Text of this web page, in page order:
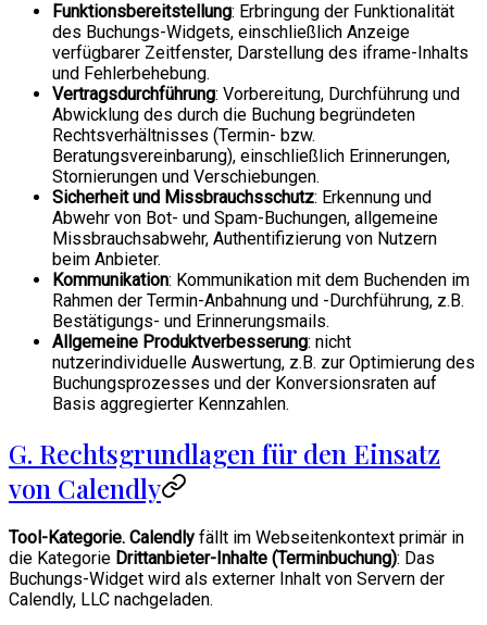
Funktionsbereitstellung: Erbringung der Funktionalität
des Buchungs-Widgets, einschließlich Anzeige
verfügbarer Zeitfenster, Darstellung des iframe-Inhalts
und Fehlerbehebung.
Vertragsdurchführung: Vorbereitung, Durchführung und
Abwicklung des durch die Buchung begründeten
Rechtsverhältnisses (Termin- bzw.
Beratungsvereinbarung), einschließlich Erinnerungen,
Stornierungen und Verschiebungen.
Sicherheit und Missbrauchsschutz: Erkennung und
Abwehr von Bot- und Spam-Buchungen, allgemeine
Missbrauchsabwehr, Authentifizierung von Nutzern
beim Anbieter.
Kommunikation: Kommunikation mit dem Buchenden im
Rahmen der Termin-Anbahnung und -Durchführung, z.B.
Bestätigungs- und Erinnerungsmails.
Allgemeine Produktverbesserung: nicht
nutzerindividuelle Auswertung, z.B. zur Optimierung des
Buchungsprozesses und der Konversionsraten auf
Basis aggregierter Kennzahlen.
G. Rechtsgrundlagen für den Einsatz
von Calendly
Tool-Kategorie. Calendly fällt im Webseitenkontext primär in
die Kategorie Drittanbieter-Inhalte (Terminbuchung): Das
Buchungs-Widget wird als externer Inhalt von Servern der
Calendly, LLC nachgeladen.